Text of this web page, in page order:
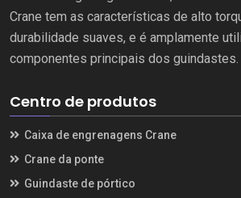
Crane tem as características de alto
durabilidade suaves, e é amplamente
componentes principais dos guindastes.
Centro de produtos
Caixa de engrenagens Crane
Crane da ponte
Guindaste de pórtico